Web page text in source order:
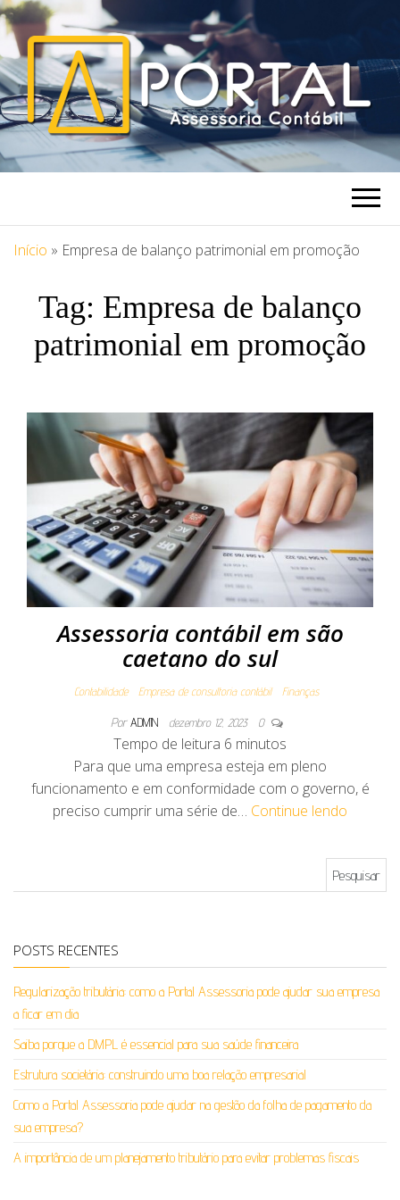
PORTAL
ASSESSORIA
Blog Portal Assessoria
Início » Empresa de balanço patrimonial em promoção
Tag: Empresa de balanço
patrimonial em promoção
Assessoria contábil em são
caetano do sul
Contabilidade Empresa de consultoria contábil Finanças
Por ADMIN dezembro 12, 2023 0
Tempo de leitura 6 minutos
Para que uma empresa esteja em pleno
funcionamento e em conformidade com o governo, é
preciso cumprir uma série de… Continue lendo
POSTS RECENTES
Regularização tributária: como a Portal Assessoria pode ajudar sua empresa
a ficar em dia
Saiba porque a DMPL é essencial para sua saúde financeira
Estrutura societária: construindo uma boa relação empresarial
Como a Portal Assessoria pode ajudar na gestão da folha de pagamento da
sua empresa?
A importância de um planejamento tributário para evitar problemas fiscais